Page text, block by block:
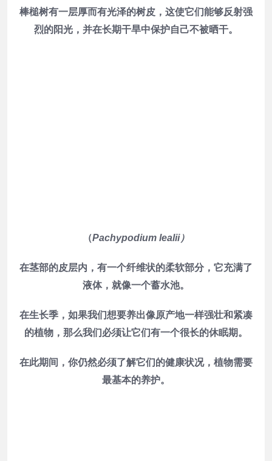
棒槌树有一层厚而有光泽的树皮，这使它们能够反射强
烈的阳光，并在长期干旱中保护自己不被晒干。
（Pachypodium lealii）
在茎部的皮层内，有一个纤维状的柔软部分，它充满了
液体，就像一个蓄水池。
在生长季，如果我们想要养出像原产地一样强壮和紧凑
的植物，那么我们必须让它们有一个很长的休眠期。
在此期间，你仍然必须了解它们的健康状况，植物需要
最基本的养护。